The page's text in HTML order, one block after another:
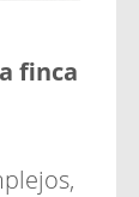
finca